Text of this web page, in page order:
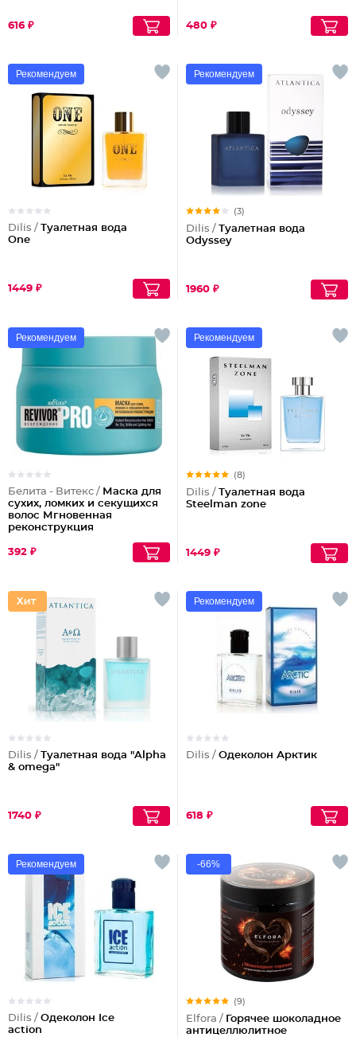
616 ₽ 480 ₽
Рекомендуем
Dilis / Туалетная вода
One
1449 ₽
Рекомендуем
(3)
Dilis / Туалетная вода
Odyssey
1960 ₽
Рекомендуем
Белита - Витекс / Маска для
сухих, ломких и секущихся
волос Мгновенная
реконструкция
392 ₽
Рекомендуем
(8)
Dilis / Туалетная вода
Steelman zone
1449 ₽
Dilis / Туалетная вода "Alpha
& omega"
1740 ₽
Рекомендуем
Dilis / Одеколон Арктик
618 ₽
Рекомендуем
Dilis / Одеколон Ice
action
-66%
(9)
Elfora / Горячее шоколадное
антицеллюлитное